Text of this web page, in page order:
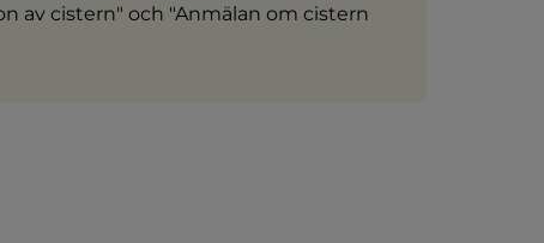
av cistern" och "Anmälan om cistern